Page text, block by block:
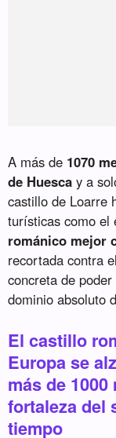
A más de 1070
de Huesca y a
castillo de Loarre
turísticas como el
románico mejor
recortada contra
concreta de
dominio absoluto
El castillo
Europa se
más de
fortaleza del
tiempo